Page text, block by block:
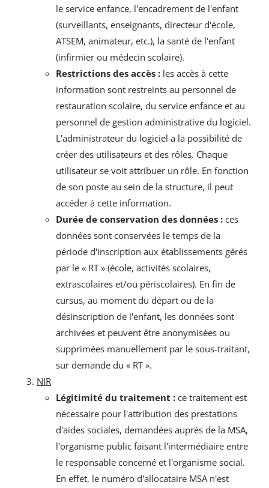
le service enfance, l'encadrement de l'enfant
(surveillants, enseignants, directeur d'école,
ATSEM, animateur, etc.), la santé de l'enfant
(infirmier ou médecin scolaire).
Restrictions des accès : les accès à cette
information sont restreints au personnel de
restauration scolaire, du service enfance et au
personnel de gestion administrative du logiciel.
L'administrateur du logiciel a la possibilité de
créer des utilisateurs et des rôles. Chaque
utilisateur se voit attribuer un rôle. En fonction
de son poste au sein de la structure, il peut
accéder à cette information.
Durée de conservation des données : ces
données sont conservées le temps de la
période d'inscription aux établissements gérés
par le « RT » (école, activités scolaires,
extrascolaires et/ou périscolaires). En fin de
cursus, au moment du départ ou de la
désinscription de l'enfant, les données sont
archivées et peuvent être anonymisées ou
supprimées manuellement par le sous-traitant,
sur demande du « RT ».
NIR
Légitimité du traitement : ce traitement est
nécessaire pour l'attribution des prestations
d'aides sociales, demandées auprès de la MSA,
l'organisme public faisant l'intermédiaire entre
le responsable concerné et l'organisme social.
En effet, le numéro d'allocataire MSA n'est